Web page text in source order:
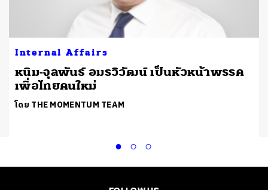
Internal Affairs
หนิม-จุลพันธ์ อมรวิวัฒน์ เป็นหัวหน้าพรรค
เพื่อไทยคนใหม่
โดย THE MOMENTUM TEAM